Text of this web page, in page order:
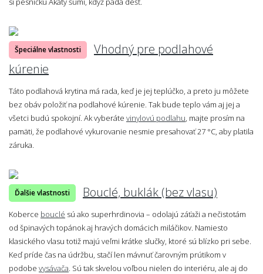
Špeciálne vlastnosti
Vhodný pre podlahové
kúrenie
Táto podlahová krytina má rada, keď je jej teplúčko, a preto ju môžete
bez obáv položiť na podlahové kúrenie. Tak bude teplo vám aj jej a
všetci budú spokojní. Ak vyberáte vinylovú podlahu , majte prosím na
pamäti, že podlahové vykurovanie nesmie presahovať 27 °C, aby platila
záruka.
Ďalšie vlastnosti Bouclé, buklák (bez vlasu)
Koberce bouclé sú ako superhrdinovia – odolajú záťaži a nečistotám
od špinavých topánok aj hravých domácich miláčikov. Namiesto
klasického vlasu totiž majú veľmi krátke slučky, ktoré sú blízko pri sebe.
Keď príde čas na údržbu, stačí len mávnuť čarovným prútikom v
podobe vysávača . Sú tak skvelou voľbou nielen do interiéru, ale aj do